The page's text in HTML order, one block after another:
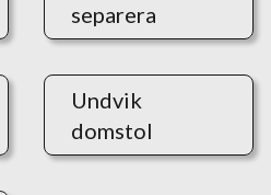
separera
Undvik
domstol